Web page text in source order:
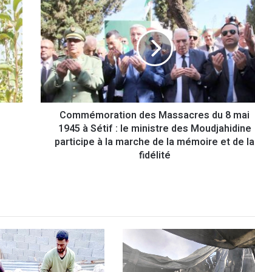
o
m
m
é
m
o
r
a
a
s
s
a
c
Commémoration des Massacres du 8 mai
1945 à Sétif : le ministre des Moudjahidine
participe à la marche de la mémoire et de la
fidélité